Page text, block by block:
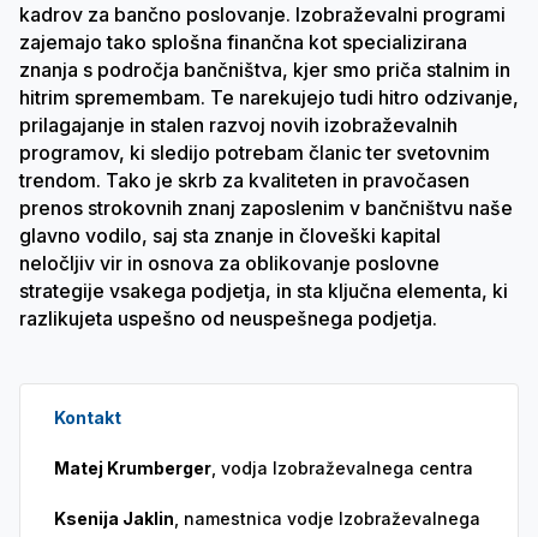
kadrov za bančno poslovanje. Izobraževalni programi
zajemajo tako splošna finančna kot specializirana
znanja s področja bančništva, kjer smo priča stalnim in
hitrim spremembam. Te narekujejo tudi hitro odzivanje,
prilagajanje in stalen razvoj novih izobraževalnih
programov, ki sledijo potrebam članic ter svetovnim
trendom. Tako je skrb za kvaliteten in pravočasen
prenos strokovnih znanj zaposlenim v bančništvu naše
glavno vodilo, saj sta znanje in človeški kapital
neločljiv vir in osnova za oblikovanje poslovne
strategije vsakega podjetja, in sta ključna elementa, ki
razlikujeta uspešno od neuspešnega podjetja.
Kontakt
Matej Krumberger vodja Izobraževalnega centra
Ksenija Jaklin , namestnica vodje Izobraževalnega